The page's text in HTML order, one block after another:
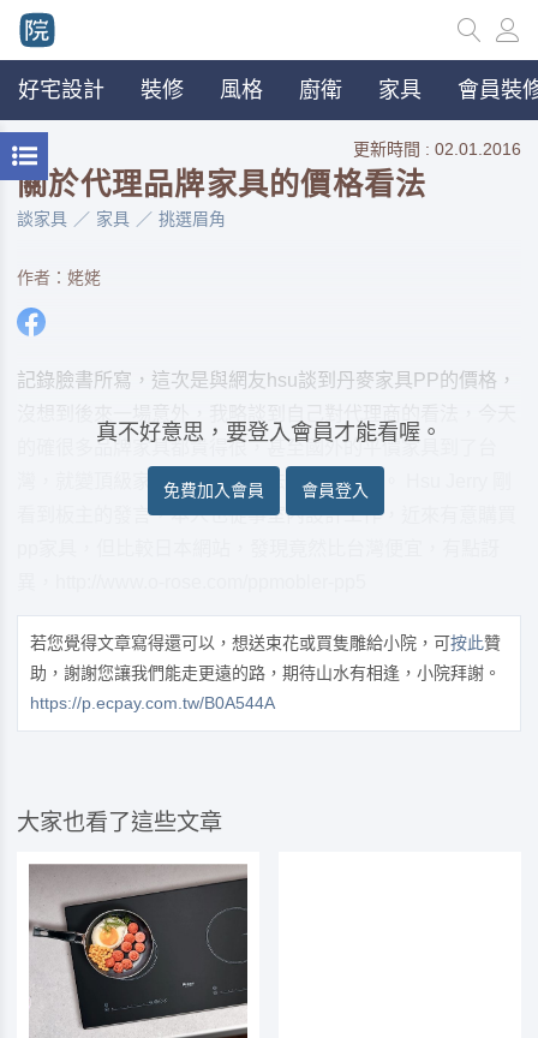
好宅設計 裝修 風格 廚衛 家具 會員裝
更新時間 : 02.01.2016
關於代理品牌家具的價格看法
談家具 家具 挑選眉角
作者：姥姥
記錄臉書所寫，這次是與網友hsu談到丹麥家具PP的價格，
的確很多品牌家具都貴得很，甚至國外的平價家具到了台
灣，就變頂級家具；我有些想法，記錄在此。 Hsu Jerry 剛
看到板主的發言，本人也從事室內設計工作，近來有意購買
真不好意思，要登入會員才能看喔。
免費加入會員 會員登入
若您覺得文章寫得還可以，想送束花或買隻雕給小院，可按此贊
助，謝謝您讓我們能走更遠的路，期待山水有相逢，小院拜謝。
https://p.ecpay.com.tw/B0A544A
大家也看了這些文章